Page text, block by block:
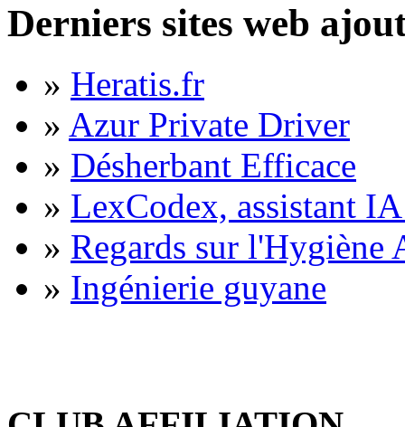
Derniers sites web
» Heratis.fr
» Azur Private Driver
» Désherbant Efficace
» LexCodex, assistant
» Regards sur l'Hygiène
» Ingénierie guyane